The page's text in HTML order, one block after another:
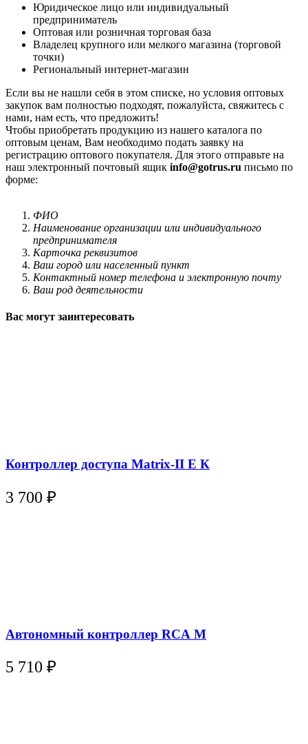
Юридическое лицо или индивидуальный
предприниматель
Оптовая или розничная торговая база
Владелец крупного или мелкого магазина (торговой
точки)
Региональный интернет-магазин
Если вы не нашли себя в этом списке, но условия оптовых
закупок вам полностью подходят, пожалуйста, свяжитесь с
нами, нам есть, что предложить!
Чтобы приобретать продукцию из нашего каталога по
оптовым ценам, Вам необходимо подать заявку на
регистрацию оптового покупателя. Для этого отправьте на
наш электронный почтовый ящик info@gotrus.ru письмо по
форме:
ФИО
Наименование организации или индивидуального
предпринимателя
Карточка реквизитов
Ваш город или населенный пункт
Контактный номер телефона и электронную почту
Ваш род деятельности
Вас могут заинтересовать
Контроллер доступа Matrix-II E К
3 700 ₽
Автономный контроллер RCA M
5 710 ₽